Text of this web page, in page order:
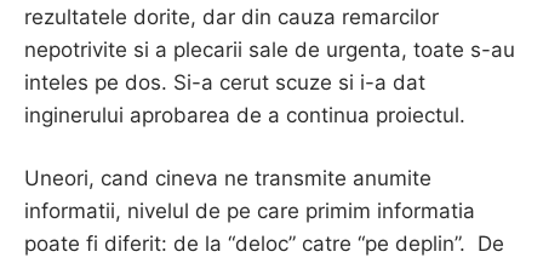
rezultatele dorite, dar din cauza remarcilor
nepotrivite si a plecarii sale de urgenta, toate s-au
inteles pe dos. Si-a cerut scuze si i-a dat
inginerului aprobarea de a continua proiectul.
Uneori, cand cineva ne transmite anumite
informatii, nivelul de pe care primim informatia
poate fi diferit: de la “deloc” catre “pe deplin”. De